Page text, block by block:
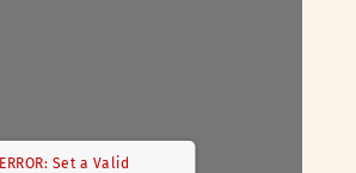
ERROR: Set a Valid